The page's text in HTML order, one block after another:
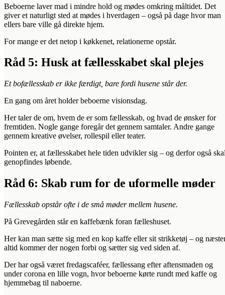
Beboerne laver mad i mindre hold og mødes omkring måltidet. Det
giver et naturligt sted at mødes i hverdagen – også på dage hvor man
ellers bare ville gå direkte hjem.
For mange er det netop i køkkenet, relationerne opstår.
Råd 5: Husk at fællesskabet skal plejes
Et bofællesskab er ikke færdigt, bare fordi husene står der.
En gang om året holder beboerne visionsdag.
Her taler de om, hvem de er som fællesskab, og hvad de ønsker for
fremtiden. Nogle gange foregår det gennem samtaler. Andre gange
gennem kreative øvelser, rollespil eller teater.
Pointen er, at fællesskabet hele tiden udvikler sig – og derfor også
genopfindes løbende.
Råd 6: Skab rum for de uformelle møder
Fællesskab opstår ofte i de små møder mellem husene.
På Grevegården står en kaffebænk foran fælleshuset.
Her kan man sætte sig med en kop kaffe eller sit strikketøj – og
altid kommer der nogen forbi og sætter sig ved siden af.
Der har også været fredagscaféer, fællessang efter aftensmaden og
under corona en lille vogn, hvor beboerne kørte rundt med kaffe og
hjemmebag til naboerne.